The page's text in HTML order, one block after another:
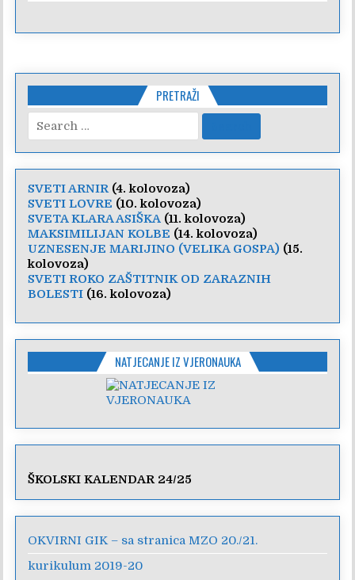
PRETRAŽI
for:
SVETI ARNIR(4. kolovoza)
SVETI LOVRE (10. kolovoza)
SVETA KLARA ASIŠKA (11. kolovoza)
MAKSIMILIJAN KOLBE (14. kolovoza)
UZNESENJE MARIJINO (VELIKA GOSPA) (15.
kolovoza)
SVETI ROKO ZAŠTITNIK OD ZARAZNIH
BOLESTI (16. kolovoza)
NATJECANJE IZ VJERONAUKA
ŠKOLSKI KALENDAR 24/25
OKVIRNI GIK – sa stranica MZO 20./21.
kurikulum 2019-20